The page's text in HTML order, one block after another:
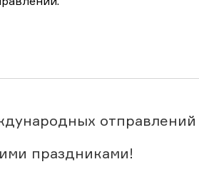
отправлений
праздниками!